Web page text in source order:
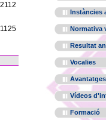
Instàncies
Normativa
Resultat
Vocalies
Vídeos
Formació